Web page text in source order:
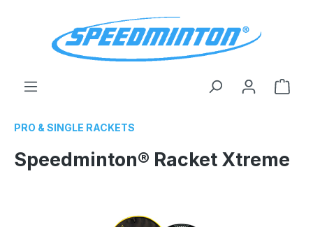
El
PRO & SINGLE RACKETS
Speedminton® Racket Xtreme
Omitir galería de imágenes